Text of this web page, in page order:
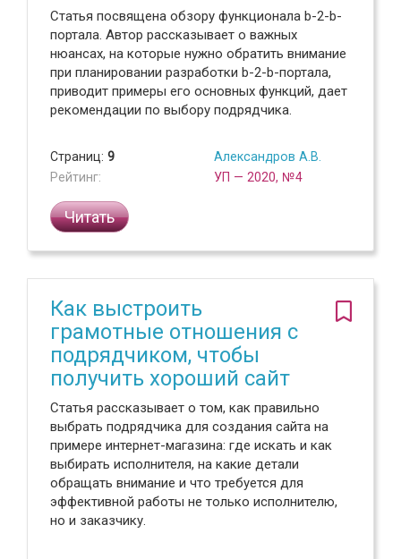
Статья посвящена обзору функционала b-2-b-
портала. Автор рассказывает о важных
нюансах, на которые нужно обратить внимание
при планировании разработки b-2-b-портала,
приводит примеры его основных функций, дает
рекомендации по выбору подрядчика.
Страниц: 9
Рейтинг:
Александров А.В.
УП — 2020, №4
Читать
Как выстроить
грамотные отношения с
подрядчиком, чтобы
получить хороший сайт
Статья рассказывает о том, как правильно
выбрать подрядчика для создания сайта на
примере интернет-магазина: где искать и как
выбирать исполнителя, на какие детали
обращать внимание и что требуется для
эффективной работы не только исполнителю,
но и заказчику.